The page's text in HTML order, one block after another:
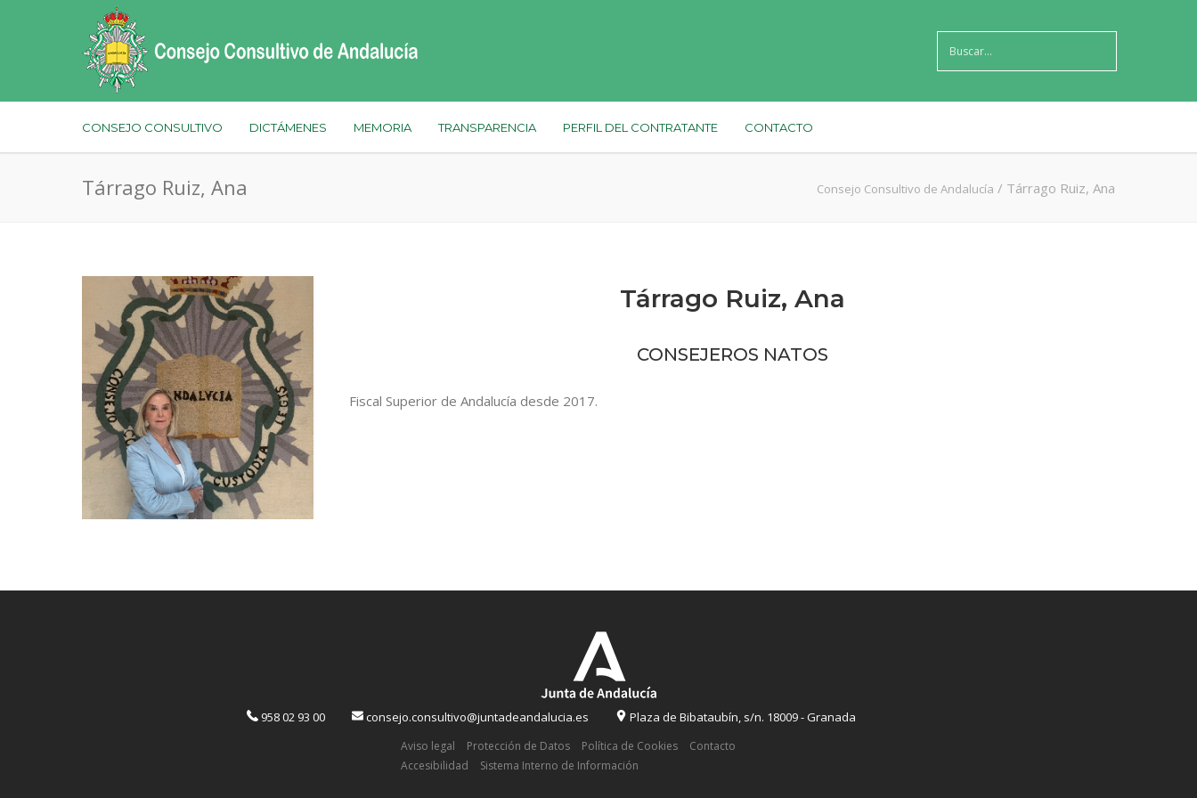
CONSEJO CONSULTIVO DICTÁMENES MEMORIA TRANSPARENCIA PERFIL DEL CONTRATANTE CONTACTO
Tárrago Ruiz, Ana Consejo Consultivo de Andalucía / Tárrago Ruiz, Ana
Tárrago Ruiz, Ana
CONSEJEROS NATOS
Fiscal Superior de Andalucía desde 2017.
958 02 93 00 consejo.consultivo@juntadeandalucia.es Plaza de Bibataubín, s/n. 18009 - Granada
Aviso legal Protección de Datos Política de Cookies
Contacto
Accesibilidad
Sistema Interno de Información